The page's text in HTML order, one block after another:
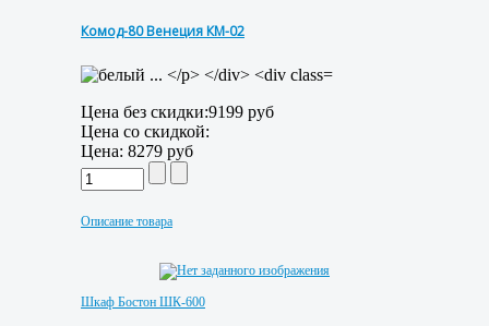
Комод-80 Венеция КМ-02
Цена без скидки:9199 руб
Цена со скидкой:
Цена: 8279 руб
Описание товара
Шкаф Бостон ШК-600